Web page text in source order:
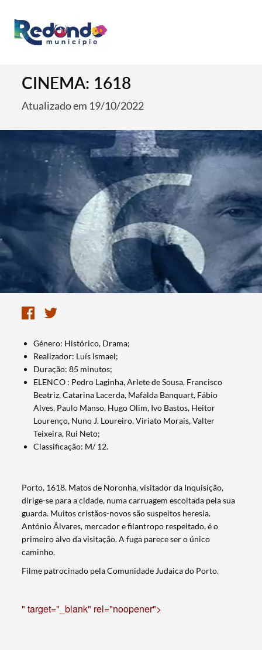
CINEMA: 1618
Atualizado em 19/10/2022
Género: Histórico, Drama;
Realizador: Luís Ismael;
Duração: 85 minutos;
ELENCO : Pedro Laginha, Arlete de Sousa, Francisco
Beatriz, Catarina Lacerda, Mafalda Banquart, Fábio
Alves, Paulo Manso, Hugo Olim, Ivo Bastos, Heitor
Lourenço, Nuno J. Loureiro, Viriato Morais, Valter
Teixeira, Rui Neto;
Classificação: M/ 12.
Porto, 1618. Matos de Noronha, visitador da Inquisição,
dirige-se para a cidade, numa carruagem escoltada pela sua
guarda. Muitos cristãos-novos são suspeitos heresia.
António Álvares, mercador e filantropo respeitado, é o
primeiro alvo da visitação. A fuga parece ser o único
caminho.
Filme patrocinado pela Comunidade Judaica do Porto.
" target="_blank" rel="noopener">